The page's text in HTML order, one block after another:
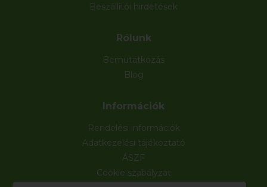
Beszállítói hirdetések
Rólunk
Bemutatkozás
Blog
Információk
Rendelési információk
Adatkezelési tájékoztató
ÁSZF
Cookie szabályzat